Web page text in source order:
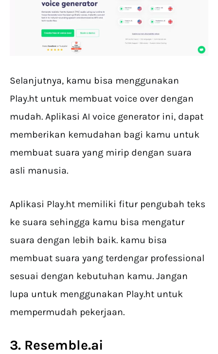
Selanjutnya, kamu bisa menggunakan
Play.ht untuk membuat voice over dengan
mudah. Aplikasi AI voice generator ini, dapat
memberikan kemudahan bagi kamu untuk
membuat suara yang mirip dengan suara
asli manusia.
Aplikasi Play.ht memiliki fitur pengubah teks
ke suara sehingga kamu bisa mengatur
suara dengan lebih baik. kamu bisa
membuat suara yang terdengar professional
sesuai dengan kebutuhan kamu. Jangan
lupa untuk menggunakan Play.ht untuk
mempermudah pekerjaan.
3. Resemble.ai